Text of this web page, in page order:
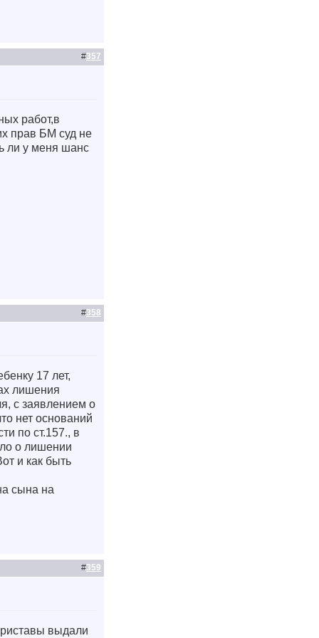
#357
работ,в
прав БМ суд не
ли у меня шанс
#358
17 лет,
лишения
с заявлением о
нет оснований
по ст.157., в
о лишении
и как быть
сына на
#359
выдали